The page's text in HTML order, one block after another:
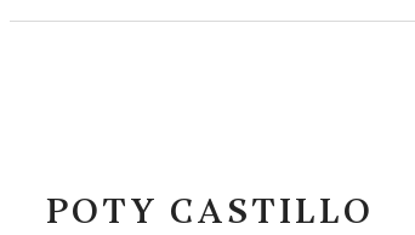
POTY CASTILLO